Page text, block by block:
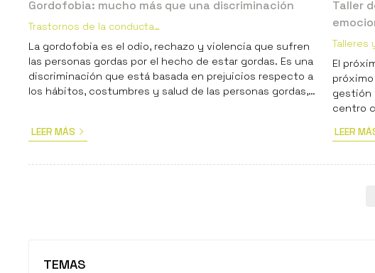
TEMAS
Gordofobia: mucho más que una discriminación
Trastornos de la conducta
alimentaria
La gordofobia es el odio, rechazo y violencia que sufren
las personas gordas por el hecho de estar gordas. Es una
discriminación que está basada en prejuicios respecto a
los hábitos, costumbres y salud de las personas gordas,
esfuerzo suficiente para estar delgado/a, mereciendo
que el cuerpo gordo es producto de pereza o vaga...
LEER MÁS
Taller
Talleres
Psicología
El
gestión
centro
LEER